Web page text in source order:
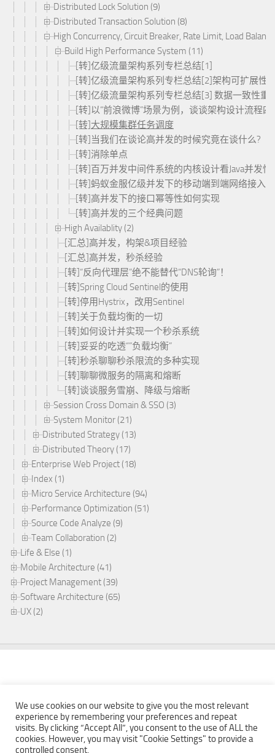
Distributed Lock Solution (9)
Distributed Transaction Solution (8)
High Concurrency, Circuit Breaker, Rate Limit, Load
Build High Performance System (11)
[转]亿级流量架构系列专栏总结[1]
[转]亿级流量架构系列专栏总结[2]架构可扩展性
[转]亿级流量架构系列专栏总结[3] 数据一致性重
[转]以“前浪微博”场景为例，谈谈架构设计流程四
[转]大规模集群任务调度
[转]当我们在谈论高并发的时候究竟在谈什么?
[转]消除单点
[转]百万并发中间件系统的内核设计看Java并发性
[转]蚂蚁金服亿级并发下的移动端到端网络接入
[转]高并发下的接口幂等性如何实现
[转]高并发的三个经典问题
High Availablity (2)
[汇总]高并发，构架&项目经验
[汇总]高并发，秒杀经验
[转]“反向代理层”绝不能替代“DNS轮询”！
[转]Spring Cloud Sentinel的使用
[转]停用Hystrix，改用Sentinel
[转]关于负载均衡的一切
[转]如何设计并实现一个秒杀系统
[转]妥妥的吃透“”负载均衡”
[转]秒杀聊聊秒杀限流的多种实现
[转]聊聊微服务的隔离和熔断
[转]谈谈服务雪崩、降级与熔断
Session Cross Domain & SSO (3)
System Monitor (21)
Distributed Strategy (13)
Distributed Theory (17)
Enterprise Web Project (18)
Index (1)
Micro Service Architecture (94)
Performance Optimization (51)
Source Code Analyze (9)
Team Collaboration (2)
Life & Else (1)
Mobile Architecture (41)
Project Management (39)
Software Architecture (65)
UX (2)
Mobabel © 2026. All Rights Reserved.
We use cookies on our website to give you the most relevant
experience by remembering your preferences and repeat
visits. By clicking “Accept All”, you consent to the use of ALL the
cookies. However, you may visit "Cookie Settings" to provide a
controlled consent.